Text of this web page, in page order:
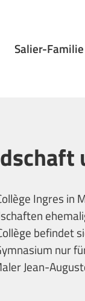
Salier-Familie
Ingres
befindet
nur
Jean-